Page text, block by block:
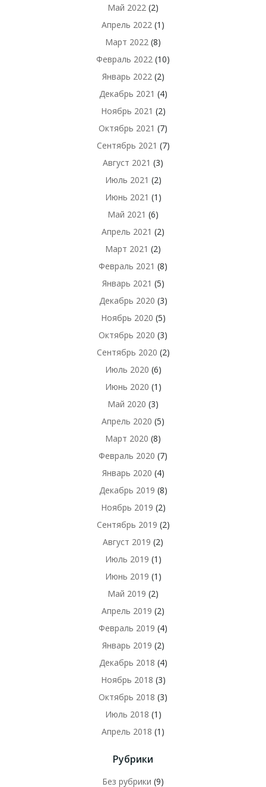
Май 2022 (2)
Апрель 2022 (1)
Март 2022 (8)
Февраль 2022 (10)
Январь 2022(2)
Декабрь 2021 (4)
Ноябрь 2021 (2)
Октябрь 2021 (7)
Сентябрь 2021 (7)
Август 2021 (3)
Июль 2021 (2)
Июнь 2021 (1)
Май 2021 (6)
Апрель 2021 (2)
Март 2021 (2)
Февраль 2021 (8)
Январь 2021 (5)
Декабрь 2020 (3)
Ноябрь 2020 (5)
Октябрь 2020 (3)
Сентябрь 2020 (2)
Июль 2020 (6)
Июнь 2020 (1)
Май 2020 (3)
Апрель 2020 (5)
Март 2020 (8)
Февраль 2020 (7)
Январь 2020 (4)
Декабрь 2019 (8)
Ноябрь 2019 (2)
Сентябрь 2019 (2)
Август 2019 (2)
Июль 2019 (1)
Июнь 2019 (1)
Май 2019 (2)
Апрель 2019 (2)
Февраль 2019 (4)
Январь 2019 (2)
Декабрь 2018 (4)
Ноябрь 2018 (3)
Октябрь 2018 (3)
Июль 2018 (1)
Апрель 2018 (1)
Рубрики
Без рубрики (9)